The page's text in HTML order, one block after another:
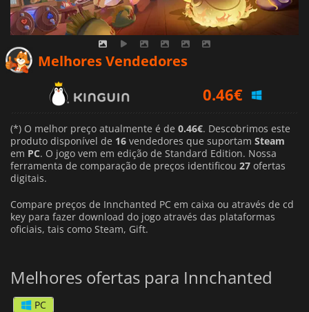
Melhores Vendedores
0.46€
0.63€
1.19€
(*) O melhor preço atualmente é de 0.46€. Descobrimos este
produto disponível de 16 vendedores que suportam Steam
em PC. O jogo vem em edição de Standard Edition. Nossa
ferramenta de comparação de preços identificou 27 ofertas
digitais.
Compare preços de Innchanted PC em caixa ou através de cd
key para fazer download do jogo através das plataformas
oficiais, tais como Steam, Gift.
Melhores ofertas para Innchanted
PC